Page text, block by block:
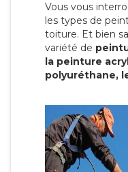
Vous vous
les types de
toiture. Et bien
variété de
la peinture
polyuréthane,